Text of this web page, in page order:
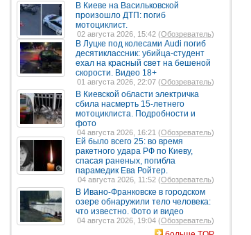
В Киеве на Васильковской
произошло ДТП: погиб
мотоциклист.
02 августа 2026, 15:42 (Обозреватель)
В Луцке под колесами Audi погиб
десятиклассник: убийца-студент
ехал на красный свет на бешеной
скорости. Видео 18+
01 августа 2026, 22:07 (Обозреватель)
В Киевской области электричка
сбила насмерть 15-летнего
мотоциклиста. Подробности и
фото
04 августа 2026, 16:21 (Обозреватель)
Ей было всего 25: во время
ракетного удара РФ по Киеву,
спасая раненых, погибла
парамедик Ева Ройтер.
04 августа 2026, 11:52 (Обозреватель)
В Ивано-Франковске в городском
озере обнаружили тело человека:
что известно. Фото и видео
04 августа 2026, 19:04 (Обозреватель)